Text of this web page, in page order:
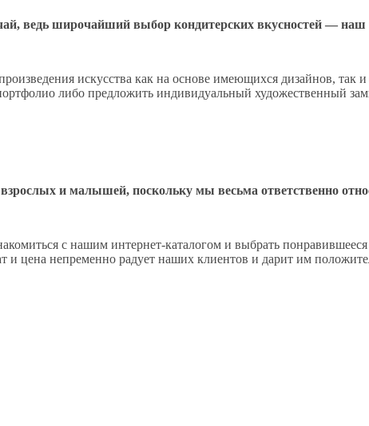
ведь широчайший выбор кондитерских вкусностей — наш
искусства как на основе имеющихся дизайнов,
либо предложить индивидуальный художественный
и малышей, поскольку мы весьма ответственно
с нашим интернет-каталогом и выбрать
и цена непременно радует наших клиентов и дарит им